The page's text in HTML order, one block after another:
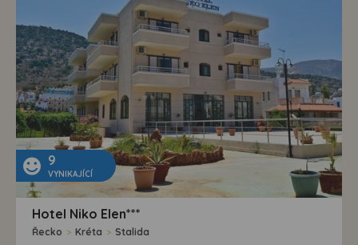
9
VYNIKAJÍCÍ
Hotel Niko Elen***
Řecko > Kréta > Stalida